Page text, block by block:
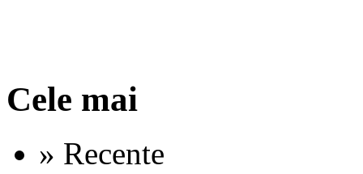
Cele mai
» Recente